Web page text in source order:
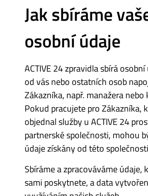
Jak sbíráme
osobní údaje
ACTIVE 24 zpravidla sbírá
od vás nebo ostatních osob
Zákazníka, např. manažera nebo
Pokud pracujete pro Zákazníka,
objednal služby u ACTIVE 24
partnerské společnosti, mohou
údaje získány od této
Sbíráme a zpracováváme údaje,
sami poskytnete, a data